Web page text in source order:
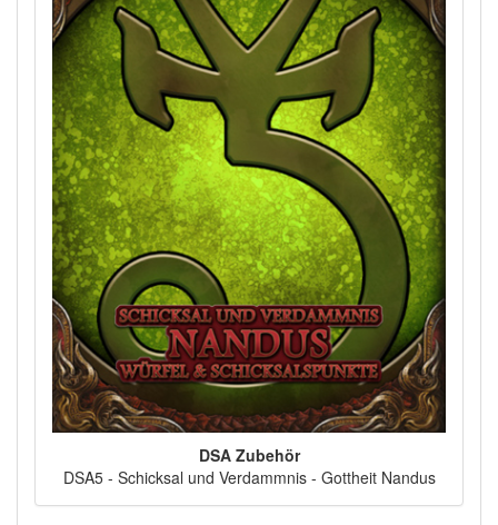
DSA Zubehör
DSA5 - Schicksal und Verdammnis - Gottheit Nandus